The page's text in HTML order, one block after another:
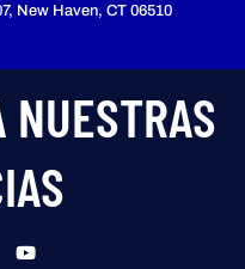
New Haven, CT 06510
NUESTRAS